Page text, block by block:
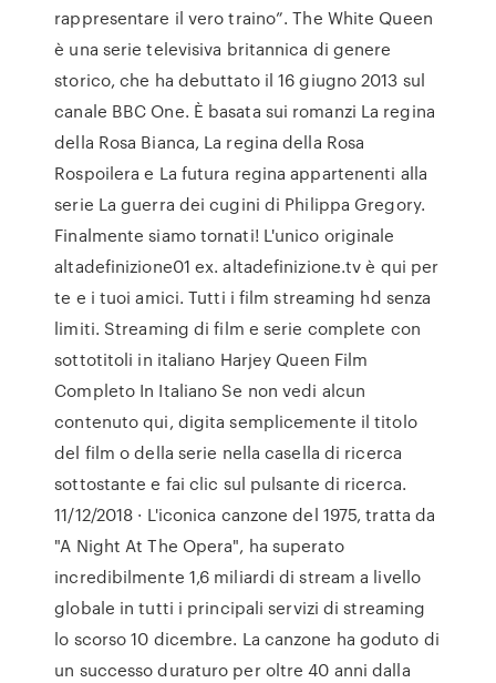
rappresentare il vero traino”. The White Queen
è una serie televisiva britannica di genere
storico, che ha debuttato il 16 giugno 2013 sul
canale BBC One. È basata sui romanzi La regina
della Rosa Bianca, La regina della Rosa
Rospoilera e La futura regina appartenenti alla
serie La guerra dei cugini di Philippa Gregory.
Finalmente siamo tornati! L'unico originale
altadefinizione01 ex. altadefinizione.tv è qui per
te e i tuoi amici. Tutti i film streaming hd senza
limiti. Streaming di film e serie complete con
sottotitoli in italiano Harjey Queen Film
Completo In Italiano Se non vedi alcun
contenuto qui, digita semplicemente il titolo
del film o della serie nella casella di ricerca
sottostante e fai clic sul pulsante di ricerca.
11/12/2018 · L'iconica canzone del 1975, tratta da
"A Night At The Opera", ha superato
incredibilmente 1,6 miliardi di stream a livello
globale in tutti i principali servizi di streaming
lo scorso 10 dicembre. La canzone ha goduto di
un successo duraturo per oltre 40 anni dalla